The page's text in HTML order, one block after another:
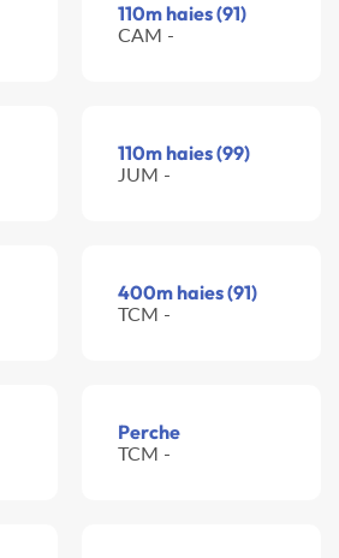
110m haies (91)
CAM -
110m haies (99)
JUM -
400m haies (91)
TCM -
Perche
TCM -